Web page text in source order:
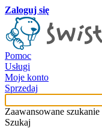
Zaloguj się
Pomoc
Usługi
Moje konto
Sprzedaj
Zaawansowane szukanie
Szukaj